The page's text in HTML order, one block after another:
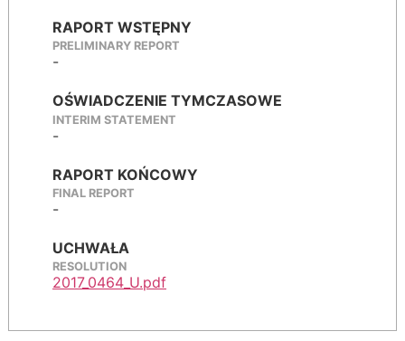
RAPORT WSTĘPNY
PRELIMINARY REPORT
-
OŚWIADCZENIE TYMCZASOWE
INTERIM STATEMENT
-
RAPORT KOŃCOWY
FINAL REPORT
-
UCHWAŁA
RESOLUTION
2017_0464_U.pdf